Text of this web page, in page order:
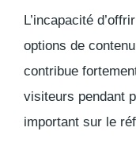
L’incapacité
options de
contribue
visiteurs pendant
important sur le